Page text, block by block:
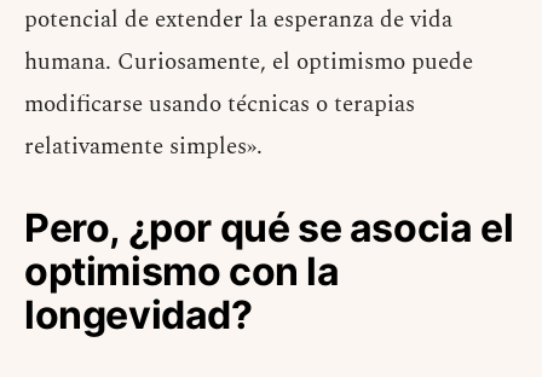
potencial de extender la esperanza de vida
humana. Curiosamente, el optimismo puede
modificarse usando técnicas o terapias
relativamente simples».
Pero, ¿por qué se asocia el
optimismo con la
longevidad?